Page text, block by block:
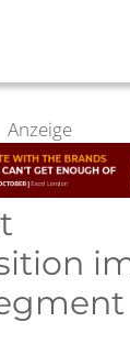
Anzeige